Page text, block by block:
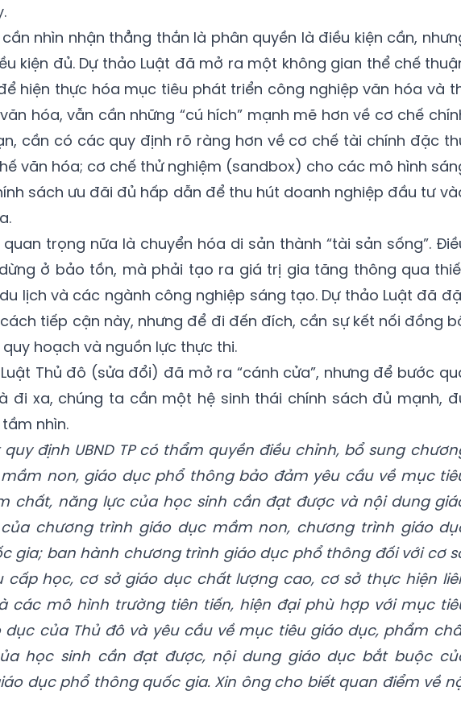
cần nhìn nhận thẳng thắn là phân quyền là điều kiện cần,
kiện đủ. Dự thảo Luật đã mở ra một không gian thể chế
hiện thực hóa mục tiêu phát triển công nghiệp văn hóa và
hóa, vẫn cần những “cú hích” mạnh mẽ hơn về cơ chế
cần có các quy định rõ ràng hơn về cơ chế tài chính đặc
văn hóa; cơ chế thử nghiệm (sandbox) cho các mô hình
sách ưu đãi đủ hấp dẫn để thu hút doanh nghiệp đầu tư
trọng nữa là chuyển hóa di sản thành “tài sản sống”.
ở bảo tồn, mà phải tạo ra giá trị gia tăng thông qua
lịch và các ngành công nghiệp sáng tạo. Dự thảo Luật đã
tiếp cận này, nhưng để đi đến đích, cần sự kết nối đồng
hoạch và nguồn lực thực thi.
Thủ đô (sửa đổi) đã mở ra “cánh cửa”, nhưng để bước
đi xa, chúng ta cần một hệ sinh thái chính sách đủ mạnh,
nhìn.
định UBND TP có thẩm quyền điều chỉnh, bổ sung
non, giáo dục phổ thông bảo đảm yêu cầu về mục
chất, năng lực của học sinh cần đạt được và nội dung
chương trình giáo dục mầm non, chương trình giáo
gia; ban hành chương trình giáo dục phổ thông đối với cơ
cấp học, cơ sở giáo dục chất lượng cao, cơ sở thực hiện
các mô hình trường tiên tiến, hiện đại phù hợp với mục
dục của Thủ đô và yêu cầu về mục tiêu giáo dục, phẩm
học sinh cần đạt được, nội dung giáo dục bắt buộc
dục phổ thông quốc gia. Xin ông cho biết quan điểm về